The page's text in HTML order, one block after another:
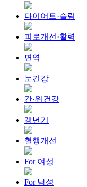
다이어트·슬림
피로개선·활력
면역
눈건강
간·위건강
갱년기
혈행개선
For 여성
For 남성